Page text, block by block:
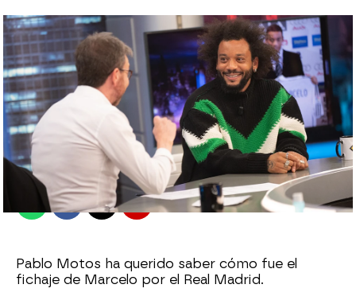
antena3.com
Madrid
Publicado: 01 de marzo de 2022, 22:28
WhatsappFacebook
X Flipboard
Pablo Motos ha querido saber cómo fue el
fichaje de Marcelo por el Real Madrid.